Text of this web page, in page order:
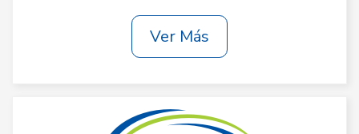
Ver Más